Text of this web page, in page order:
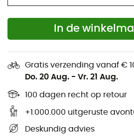
In de
Gratis verzending vanaf €
Do. 20 Aug. - Vr. 21 Aug.
100 dagen recht op retour
+1.000.000 uitgeruste
Deskundig advies